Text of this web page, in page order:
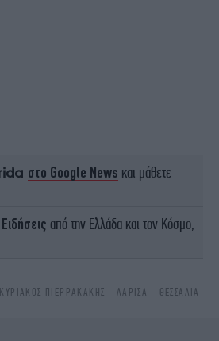
στο Google News και μάθετε
Ειδήσεις από την Ελλάδα και τον Κόσμο,
ΚΥΡΙΆΚΟΣ ΠΙΕΡΡΑΚΆΚΗΣ ΛΆΡΙΣΑ ΘΕΣΣΑΛΊΑ